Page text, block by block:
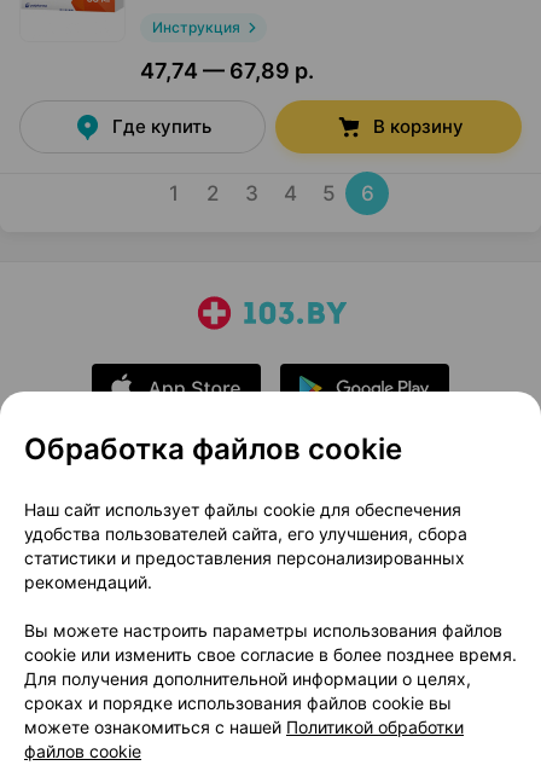
Инструкция
47,74 — 67,89 р.
Где купить В корзину
1 2 3 4 5 6
О проекте
Новости проекта
Размещение рекламы
Медицинский маркетинг
Публичный договор
Доставка
Способы оплаты
Вакансии
Партнеры
Написать руководителю 103.by
Написать в поддержку
Персональные настройки Cookie
Обработка файлов cookie
Наш сайт использует файлы cookie для обеспечения
удобства пользователей сайта, его улучшения, сбора
статистики и предоставления персонализированных
рекомендаций.
Вы можете настроить параметры использования файлов
cookie или изменить свое согласие в более позднее время.
Для получения дополнительной информации о целях,
сроках и порядке использования файлов cookie вы
можете ознакомиться с нашей Политикой обработки
файлов cookie